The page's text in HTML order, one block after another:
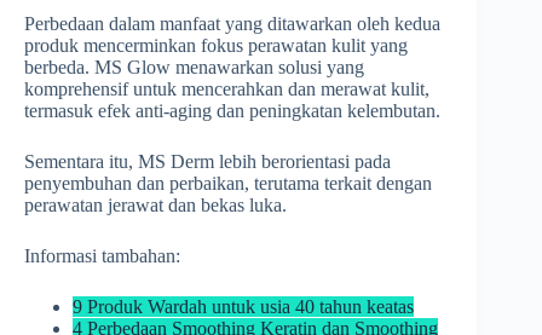
Perbedaan dalam manfaat yang ditawarkan oleh kedua
produk mencerminkan fokus perawatan kulit yang
berbeda. MS Glow menawarkan solusi yang
komprehensif untuk mencerahkan dan merawat kulit,
termasuk efek anti-aging dan peningkatan kelembutan.
Sementara itu, MS Derm lebih berorientasi pada
penyembuhan dan perbaikan, terutama terkait dengan
perawatan jerawat dan bekas luka.
Informasi tambahan:
9 Produk Wardah untuk usia 40 tahun keatas
4 Perbedaan Smoothing Keratin dan Smoothing